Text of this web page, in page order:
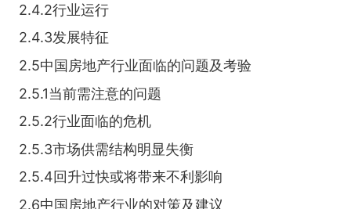
2.4.2行业运行
2.4.3发展特征
2.5中国房地产行业面临的问题及考验
2.5.1当前需注意的问题
2.5.2行业面临的危机
2.5.3市场供需结构明显失衡
2.5.4回升过快或将带来不利影响
2.6中国房地产行业的对策及建议